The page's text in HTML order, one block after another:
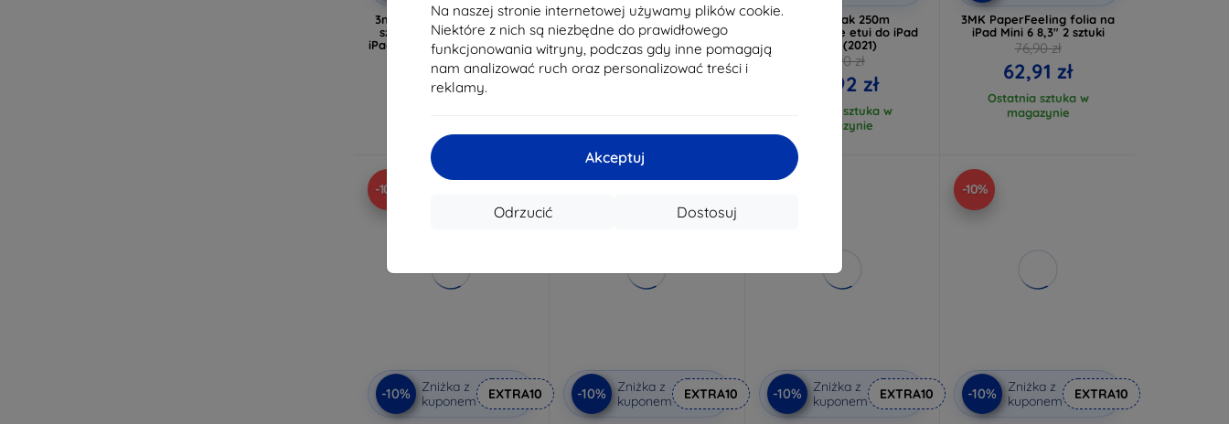
Na naszej stronie internetowej używamy plików cookie.
Niektóre z nich są niezbędne do prawidłowego
funkcjonowania witryny, podczas gdy inne pomagają
nam analizować ruch oraz personalizować treści i
reklamy.
Akceptuj
Dostosuj
Odrzucić
3mk HardGlass hartowane
szkło ochronne do Apple
iPad Mini 6/Apple iPad Mini 7
68,90 zł
62,02 zł
HOFI GLASS PRO+ 2-PACK
IPAD MINI 8.3 6 / 7 2021 /
2024 PRZEŹROCZYSTE
(5906302372478)
55,90 zł
magazynie
Eiger Peak 250m
przezroczyste etui do iPad
Mini 6 (2021)
87,90 zł
35,92 zł
Ostatnia sztuka w
magazynie
3MK PaperFeeling folia na
iPad Mini 6 8,3" 2 sztuki
76,90 zł
62,91 zł
Ostatnia sztuka w
magazynie
-10%
Darmowa dostawa
-10%
Zniżka z
kuponem
EXTRA10 -10%
Zniżka z
kuponem
EXTRA10 -10%
Zniżka z
kuponem
EXTRA10
-10%
-10%
Zniżka z
kuponem
EXTRA10